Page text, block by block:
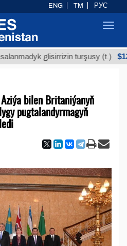
glisirrizin turşusy (t.)
bilen Britaniýanyň
pugtalandyrmagyň
ENG TM РУС